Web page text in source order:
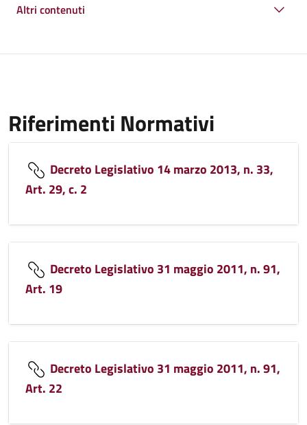
Altri contenuti
Riferimenti Normativi
Decreto Legislativo 14 marzo 2013, n. 33,
Art. 29, c. 2
Decreto Legislativo 31 maggio 2011, n. 91,
Art. 19
Decreto Legislativo 31 maggio 2011, n. 91,
Art. 22